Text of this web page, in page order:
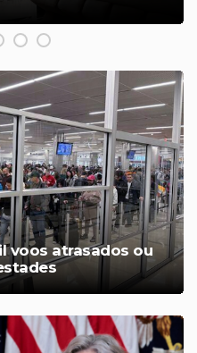
voos atrasados ​​ou